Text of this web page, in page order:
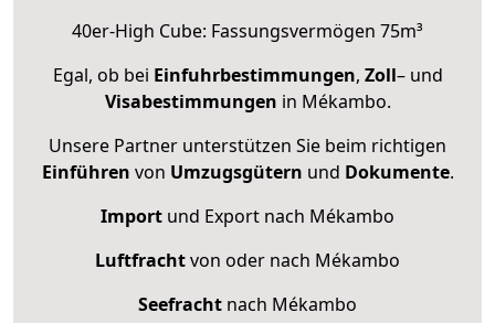
40er-High Cube: Fassungsvermögen 75m³
Egal, ob bei Einfuhrbestimmungen, Zoll– und
Visabestimmungen in Mékambo.
Unsere Partner unterstützen Sie beim richtigen
Einführen von Umzugsgütern und Dokumente.
Import und Export nach Mékambo
Luftfrachtvon oder nach Mékambo
Seefracht nach Mékambo